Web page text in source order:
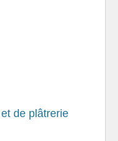
de plâtrerie